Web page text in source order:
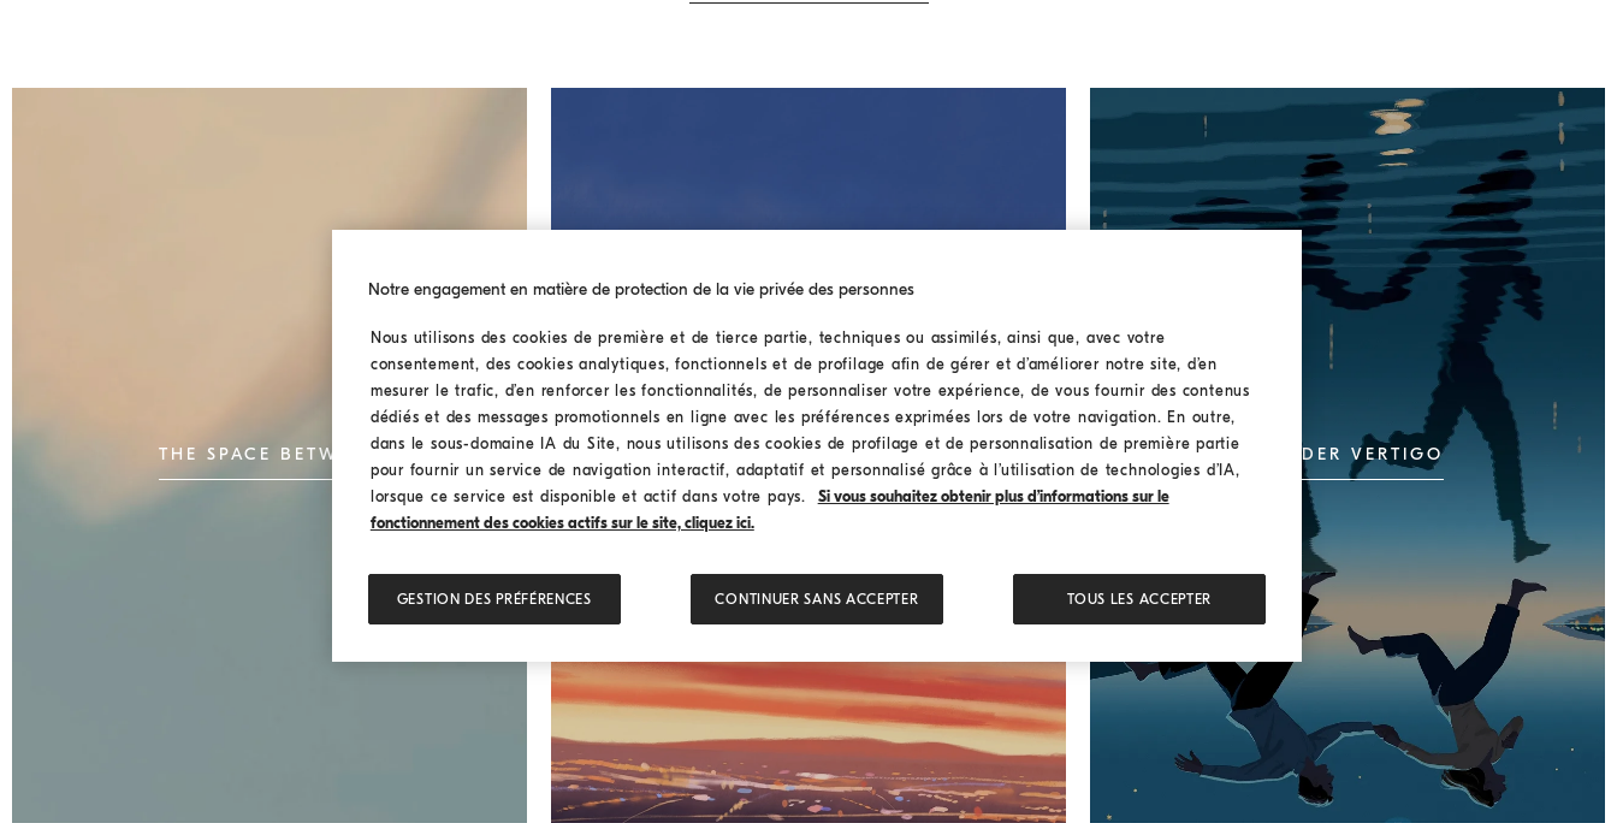
THE SPACE BETWEEN HIDDEN LANDSCAPES WONDER VERTIGO
Notre engagement en matière de protection de la vie privée des personnes
Nous utilisons des cookies de première et de tierce partie, techniques ou assimilés, ainsi que, avec votre
consentement, des cookies analytiques, fonctionnels et de profilage afin de gérer et d’améliorer notre site, d’en
mesurer le trafic, d’en renforcer les fonctionnalités, de personnaliser votre expérience, de vous fournir des contenus
dédiés et des messages promotionnels en ligne avec les préférences exprimées lors de votre navigation. En outre,
dans le sous-domaine IA du Site, nous utilisons des cookies de profilage et de personnalisation de première partie
pour fournir un service de navigation interactif, adaptatif et personnalisé grâce à l’utilisation de technologies d’IA,
lorsque ce service est disponible et actif dans votre pays.
Si vous souhaitez obtenir plus d’informations sur le
fonctionnement des cookies actifs sur le site, cliquez ici.
GESTION DES PRÉFÉRENCES CONTINUER SANS ACCEPTER TOUS LES ACCEPTER